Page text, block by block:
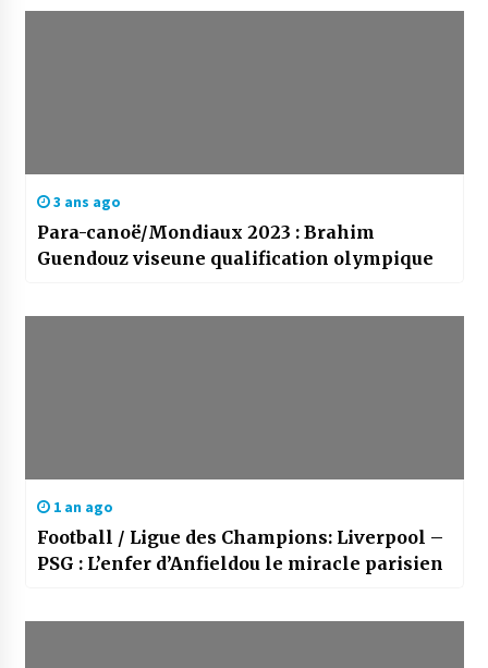
3 ans ago
Para-canoë/Mondiaux 2023 : Brahim
Guendouz viseune qualification olympique
1 an ago
Football / Ligue des Champions: Liverpool –
PSG : L’enfer d’Anfieldou le miracle parisien